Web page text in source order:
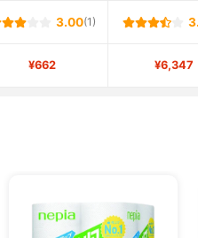
3.00(1)
¥662 ¥6,347